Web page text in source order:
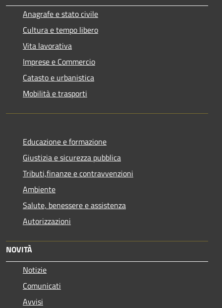
Anagrafe e stato civile
Cultura e tempo libero
Vita lavorativa
Imprese e Commercio
Catasto e urbanistica
Mobilità e trasporti
Educazione e formazione
Giustizia e sicurezza pubblica
Tributi,finanze e contravvenzioni
Ambiente
Salute, benessere e assistenza
Autorizzazioni
NOVITÀ
Notizie
Comunicati
Avvisi